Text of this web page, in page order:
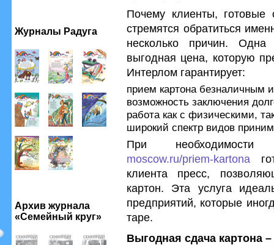
Журналы Радуга
Архив журнала
«Семейный круг»
Почему клиенты, готовые
стремятся обратиться
несколько причин.
выгодная цена, которую
Интерлом гарантирует:
прием картона безналичным
возможность заключения
работа как с физическими,
широкий спектр видов
При
moscow.ru/priem-kartona
клиента пресс,
картон. Эта услуга
предприятий, которые
таре.
Выгодная сдача картона